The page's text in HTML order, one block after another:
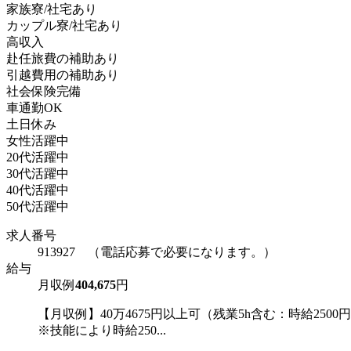
家族寮/社宅あり
カップル寮/社宅あり
高収入
赴任旅費の補助あり
引越費用の補助あり
社会保険完備
車通勤OK
土日休み
女性活躍中
20代活躍中
30代活躍中
40代活躍中
50代活躍中
求人番号
913927 （電話応募で必要になります。）
給与
月収例 404,675円
【月収例】40万4675円以上可（残業5h含む：時給2500円
※技能により時給250...